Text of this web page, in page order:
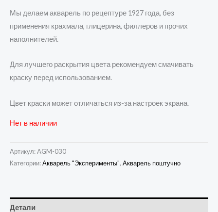
Мы делаем акварель по рецептуре 1927 года, без
применения крахмала, глицерина, филлеров и прочих
наполнителей.
Для лучшего раскрытия цвета рекомендуем смачивать
краску перед использованием.
Цвет краски может отличаться из-за настроек экрана.
Нет в наличии
Артикул:AGM-030
Категории:Акварель "Эксперименты", Акварель поштучно
Детали